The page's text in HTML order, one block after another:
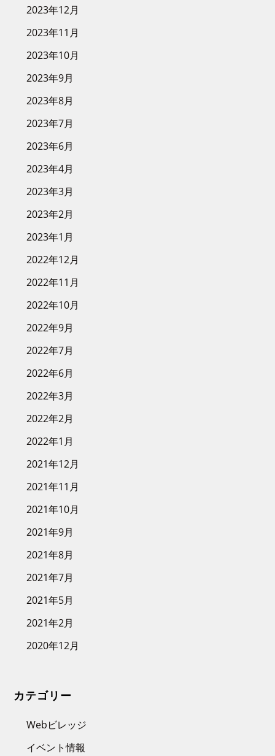
2023年12月
2023年11月
2023年10月
2023年9月
2023年8月
2023年7月
2023年6月
2023年4月
2023年3月
2023年2月
2023年1月
2022年12月
2022年11月
2022年10月
2022年9月
2022年7月
2022年6月
2022年3月
2022年2月
2022年1月
2021年12月
2021年11月
2021年10月
2021年9月
2021年8月
2021年7月
2021年5月
2021年2月
2020年12月
カテゴリー
Webビレッジ
イベント情報